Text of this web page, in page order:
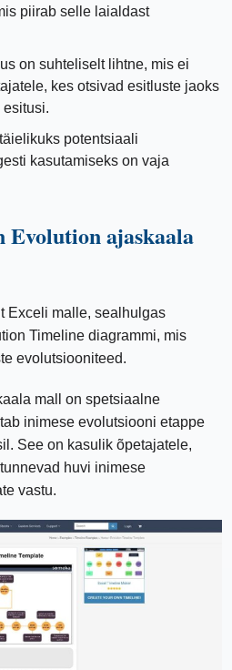
piirab selle laialdast
on suhteliselt lihtne, mis ei
kes otsivad esitluste jaoks
potentsiaali
kasutamiseks on vaja
Evolution ajaskaala
Exceli malle, sealhulgas
Timeline diagrammi, mis
evolutsiooniteed.
mall on spetsiaalne
inimese evolutsiooni etappe
See on kasulik õpetajatele,
huvi inimese
vastu.